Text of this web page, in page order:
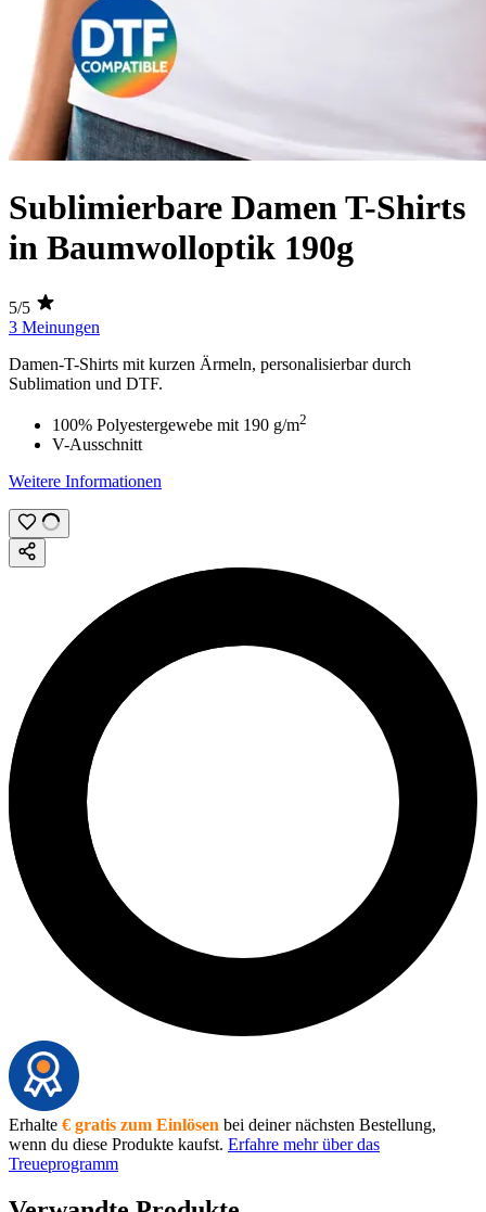
Sublimierbare Damen T-Shirts
in Baumwolloptik 190g
5/5
3 Meinungen
Damen-T-Shirts mit kurzen Ärmeln, personalisierbar durch
Sublimation und DTF.
100% Polyestergewebe mit 190 g/m2
V-Ausschnitt
Weitere Informationen
Erhalte € gratis zum Einlösen bei deiner nächsten Bestellung,
wenn du diese Produkte kaufst. Erfahre mehr über das
Treueprogramm